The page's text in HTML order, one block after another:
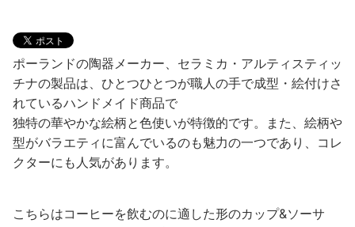
ポーランドの陶器メーカー、セラミカ・アルティスティッ
チナの製品は、ひとつひとつが職人の手で成型・絵付けさ
れているハンドメイド商品で
独特の華やかな絵柄と色使いが特徴的です。また、絵柄や
型がバラエティに富んでいるのも魅力の一つであり、コレ
クターにも人気があります。
こちらはコーヒーを飲むのに適した形のカップ&ソーサ